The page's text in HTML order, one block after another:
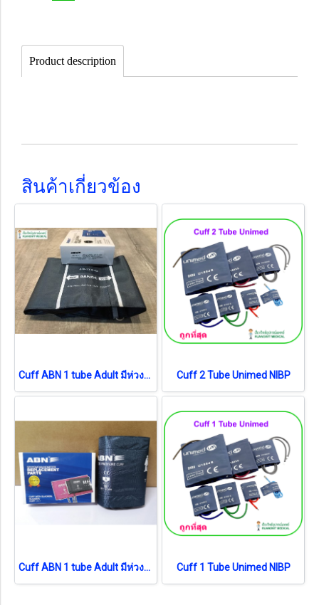
Product description
สินค้าเกี่ยวข้อง
Cuff ABN 1 tube Adult มีห่วงเหล็ก Nylon (265-134-351) Cuff 2 Tube Unimed NIBP
Cuff ABN 1 tube Adult มีห่วงเหล็ก (265-104-761) Cuff 1 Tube Unimed NIBP